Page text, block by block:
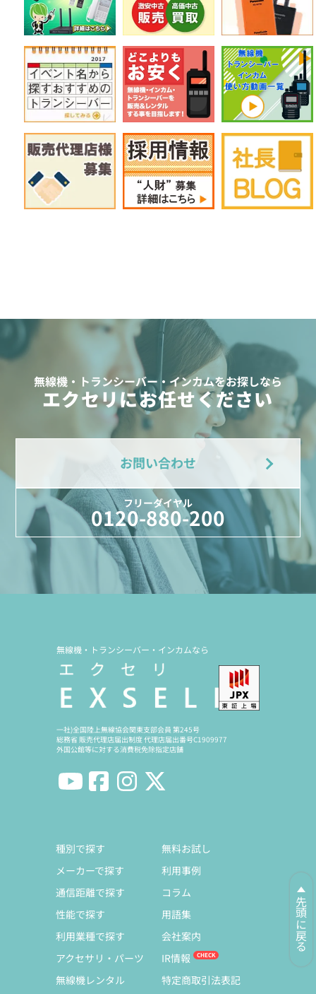
無線機・トランシーバー・インカムをお探しなら
エクセリにお任せください
お問い合わせ
フリーダイヤル
0120-880-200
先頭に戻る
無線機・トランシーバー・インカムなら
一社)全国陸上無線協会関東支部会員 第245号
総務省 販売代理店届出制度 代理店届出番号C1909977
外国公館等に対する消費税免除指定店舗
種別で探す
メーカーで探す
通信距離で探す
性能で探す
利用業種で探す
アクセサリ・パーツ
無線機レンタル
無料お試し
利用事例
コラム
用語集
会社案内
IR情報
特定商取引法表記